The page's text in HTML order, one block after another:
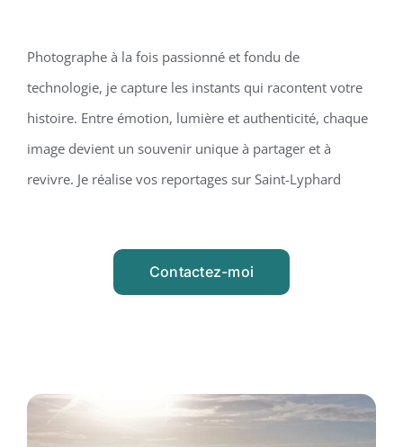
Photographe à la fois passionné et fondu de
technologie, je capture les instants qui racontent votre
histoire. Entre émotion, lumière et authenticité, chaque
image devient un souvenir unique à partager et à
revivre. Je réalise vos reportages sur Saint-Lyphard
Contactez-moi